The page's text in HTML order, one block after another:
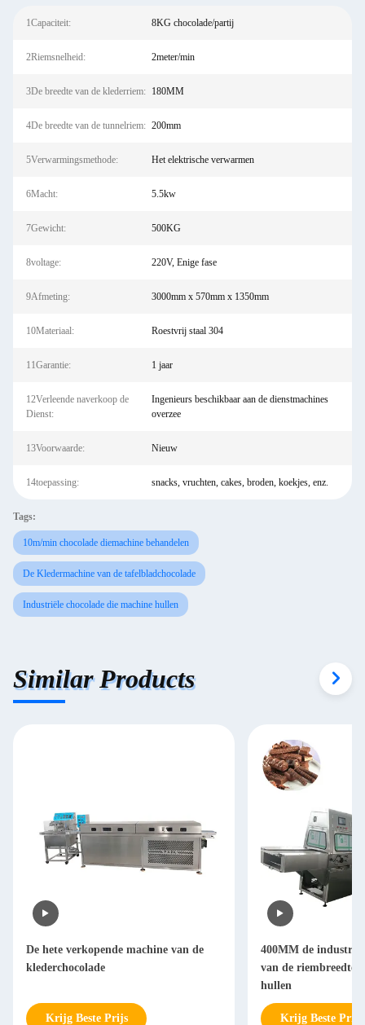
1Capaciteit: 8KG chocolade/partij
2Riemsnelheid: 2meter/min
3De breedte van de klederriem: 180MM
4De breedte van de tunnelriem: 200mm
5Verwarmingsmethode: Het elektrische verwarmen
6Macht: 5.5kw
7Gewicht: 500KG
8voltage: 220V, Enige fase
9Afmeting: 3000mm x 570mm x 1350mm
10Materiaal: Roestvrij staal 304
11Garantie: 1 jaar
12Verleende naverkoop de
Dienst:
Ingenieurs beschikbaar aan de dienstmachines
overzee
13Voorwaarde: Nieuw
14toepassing: snacks, vruchten, cakes, broden, koekjes, enz.
Tags:
10m/min chocolade diemachine behandelen
De Kledermachine van de tafelbladchocolade
Industriële chocolade die machine hullen
Similar Products
De hete verkopende machine van de
klederchocolade
Krijg Beste Prijs
400MM de
van de riembreedte
hullen
Krijg Beste Prijs